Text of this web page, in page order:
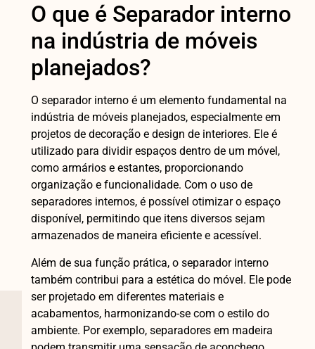
O que é Separador interno
na indústria de móveis
planejados?
O separador interno é um elemento fundamental na
indústria de móveis planejados, especialmente em
projetos de decoração e design de interiores. Ele é
utilizado para dividir espaços dentro de um móvel,
como armários e estantes, proporcionando
organização e funcionalidade. Com o uso de
separadores internos, é possível otimizar o espaço
disponível, permitindo que itens diversos sejam
armazenados de maneira eficiente e acessível.
Além de sua função prática, o separador interno
também contribui para a estética do móvel. Ele pode
ser projetado em diferentes materiais e
acabamentos, harmonizando-se com o estilo do
ambiente. Por exemplo, separadores em madeira